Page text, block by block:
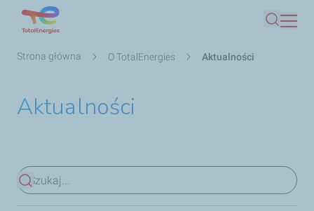
treści
Szukaj
Ścieżka
Strona główna O TotalEnergies Aktualności
Aktualności
Zobacz wyniki